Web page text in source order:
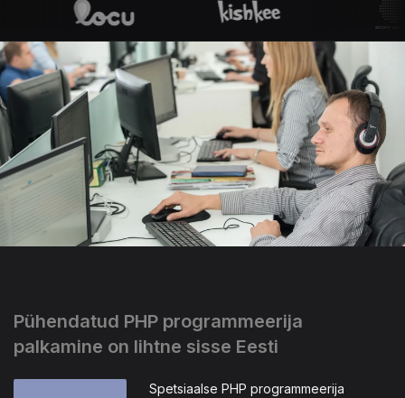
Pühendatud PHP programmeerija
palkamine on lihtne sisse Eesti
Spetsiaalse PHP programmeerija